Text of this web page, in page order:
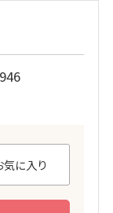
気に入り